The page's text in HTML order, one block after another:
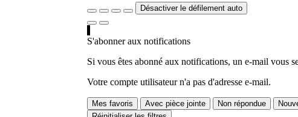
Désactiver le défilement auto
S'abonner aux notifications
Si vous êtes abonné aux notifications, un e-mail vous
Votre compte utilisateur n'a pas d'adresse e-mail.
Mes favoris Avec pièce jointe Non répondue